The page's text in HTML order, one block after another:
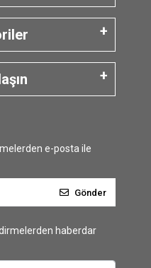
e-posta ile
Gönder
haberdar